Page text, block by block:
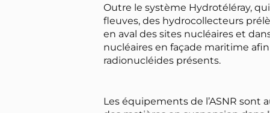
Outre le système Hydrotéléray,
fleuves, des hydrocollecteurs
en aval des sites nucléaires et
nucléaires en façade maritime
radionucléides présents.
Les équipements de l’ASNR sont